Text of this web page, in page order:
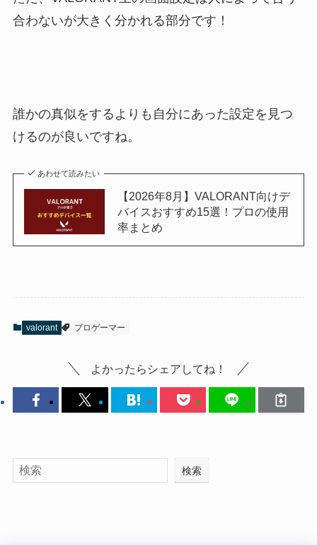
合わないが大きく分かれる部分です！
誰かの真似をするよりも自分にあった設定を見つ
けるのが良いですね。
あわせて読みたい
【2026年8月】VALORANT向けデ
バイスおすすめ15選！プロの使用
率まとめ
valorant プロゲーマー
よかったらシェアしてね！
検索